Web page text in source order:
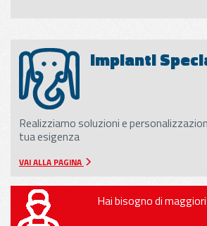
Impianti
Realizziamo soluzioni e
tua esigenza
VAI ALLA PAGINA
Hai bisogno di